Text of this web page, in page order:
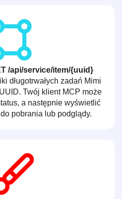
/api/service/item/{uuid}
długotrwałych zadań Mimi
Twój klient MCP może
a następnie wyświetlić
pobrania lub podglądy.